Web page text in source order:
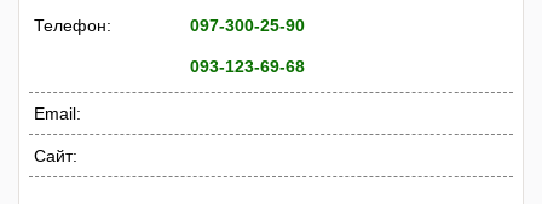
Телефон: 097-300-25-90
093-123-69-68
Email:
Сайт: